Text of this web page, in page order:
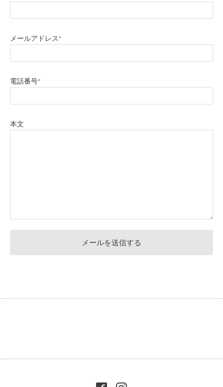
メールアドレス*
電話番号*
本文